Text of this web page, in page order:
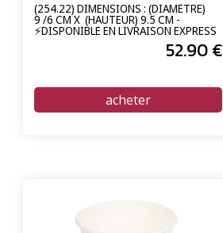
(254.22) DIMENSIONS : (DIAMÈTRE)
9 /6 CM X (HAUTEUR) 9.5 CM -
⚡DISPONIBLE EN LIVRAISON EXPRESS
52.90€